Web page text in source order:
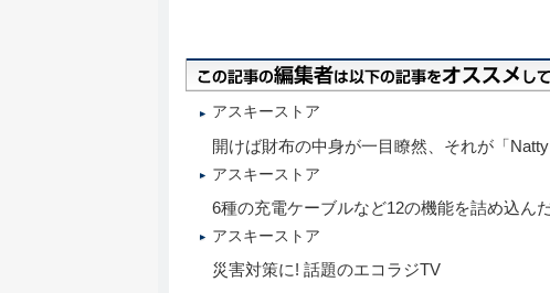
アスキーストア
開けば財布の中身が一目瞭然、それが「
アスキーストア
6種の充電ケーブルなど12の機能を詰め込ん
アスキーストア
災害対策に! 話題のエコラジTV